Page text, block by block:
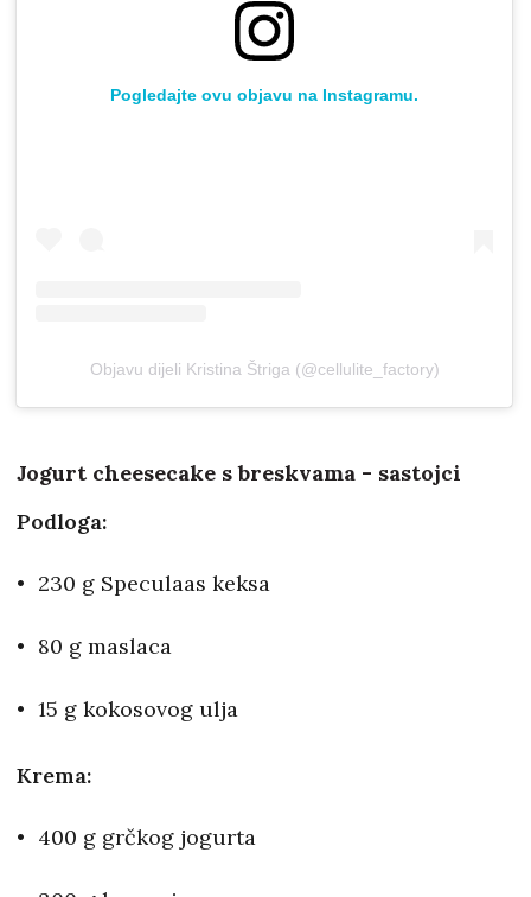
Pogledajte ovu objavu na Instagramu.
Objavu dijeli Kristina Štriga (@cellulite_factory)
Jogurt cheesecake s breskvama - sastojci
Podloga:
230 g Speculaas keksa
80 g maslaca
15 g kokosovog ulja
Krema:
400 g grčkog jogurta